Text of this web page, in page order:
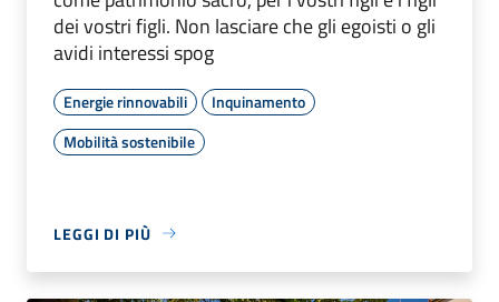
dei vostri figli. Non lasciare che gli egoisti o gli
avidi interessi spog
Energie rinnovabili
Inquinamento
Mobilità sostenibile
LEGGI DI PIÙ